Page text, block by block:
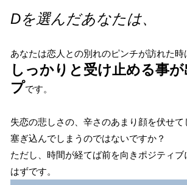
Dを選んだあなたは、
あなたは恋人との別れのピンチが訪れた時
しっかりと受け止める事
プです。
失恋の悲しさの、辛さのあまり顔を伏せて
塞ぎ込んでしまうのではないですか？
ただし、時間が経てば前を向きポジティブ
はずです。